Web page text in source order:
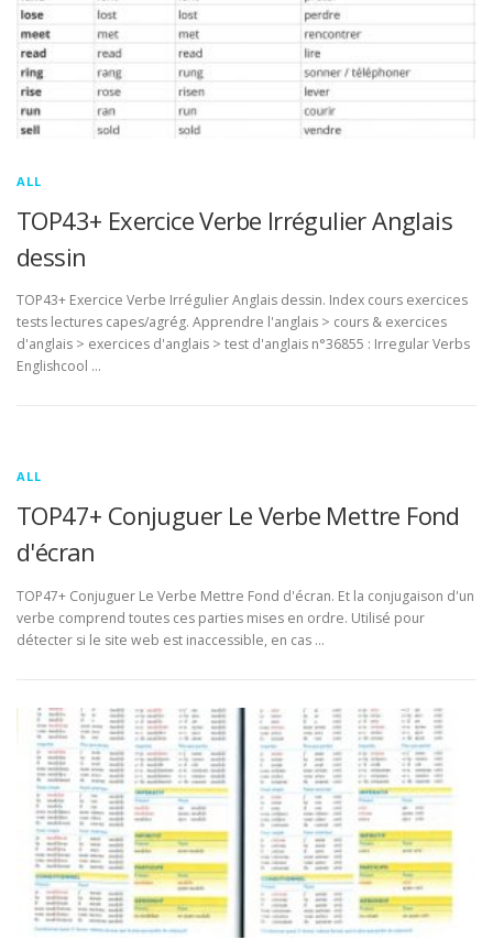
ALL
TOP43+ Exercice Verbe Irrégulier Anglais
dessin
TOP43+ Exercice Verbe Irrégulier Anglais dessin. Index cours exercices
tests lectures capes/agrég. Apprendre l'anglais > cours & exercices
d'anglais > exercices d'anglais > test d'anglais n°36855 : Irregular Verbs
Englishcool …
ALL
TOP47+ Conjuguer Le Verbe Mettre Fond
d'écran
TOP47+ Conjuguer Le Verbe Mettre Fond d'écran. Et la conjugaison d'un
verbe comprend toutes ces parties mises en ordre. Utilisé pour
détecter si le site web est inaccessible, en cas …